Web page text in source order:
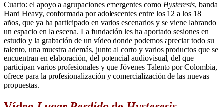
Cuarto: el apoyo a agrupaciones emergentes como Hysteresis, banda
Hard Heavy, conformada por adolescentes entre los 12 a los 18
años, que ya ha participado en varios escenarios y se viene labrando
un espacio en la escena. La fundación les ha aportado sesiones en
estudio y la grabación de un vídeo donde podemos apreciar todo su
talento, una muestra además, junto al corto y varios productos que se
encuentran en elaboración, del potencial audiovisual, del que
participan varios profesionales y que Jóvenes Talento por Colombia,
ofrece para la profesionalización y comercialización de las nuevas
propuestas.